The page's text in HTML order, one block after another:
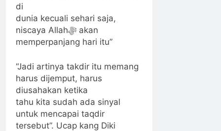
di
dunia kecuali sehari saja,
niscaya Allahﷻ akan
memperpanjang hari itu”
“Jadi artinya takdir itu memang
harus dijemput, harus
diusahakan ketika
tahu kita sudah ada sinyal
untuk mencapai taqdir
tersebut”. Ucap kang Diki